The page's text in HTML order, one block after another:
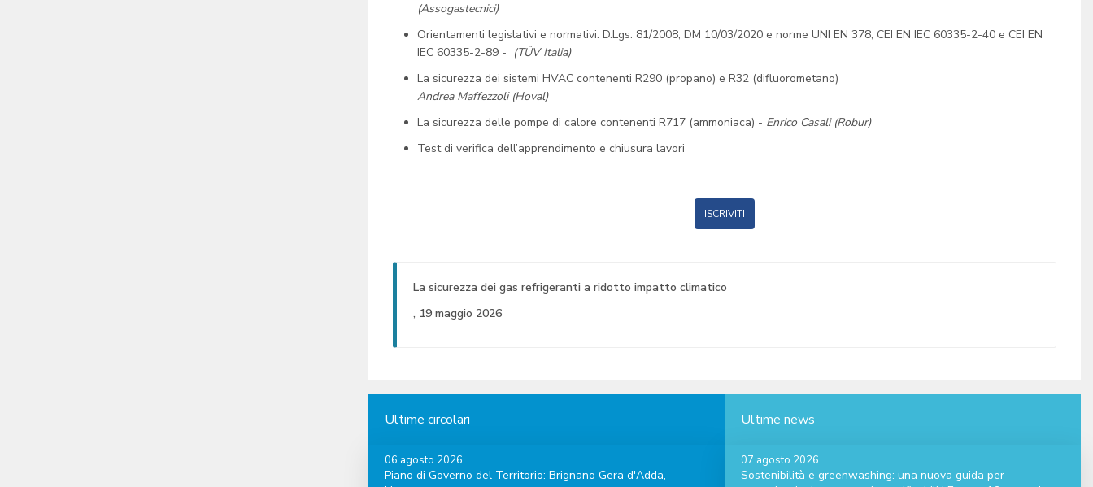
(Assogastecnici)
Orientamenti legislativi e normativi: D.Lgs. 81/2008, DM 10/03/2020 e norme UNI EN 378, CEI EN IEC 60335-2-40 e CEI EN
IEC 60335-2-89 - (TÜV Italia)
La sicurezza dei sistemi HVAC contenenti R290 (propano) e R32 (difluorometano)
Andrea Maffezzoli (Hoval)
La sicurezza delle pompe di calore contenenti R717 (ammoniaca) - Enrico Casali (Robur)
Test di verifica dell’apprendimento e chiusura lavori
ISCRIVITI
La sicurezza dei gas refrigeranti a ridotto impatto climatico
, 19 maggio 2026
Ultime circolari
06 agosto 2026
Piano di Governo del Territorio: Brignano Gera d'Adda,
Ultime news
07 agosto 2026
Sostenibilità e greenwashing: una nuova guida per